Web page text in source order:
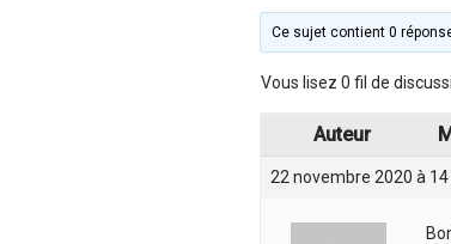
Ce sujet contient 0
Vous lisez 0 fil de
Auteur
22 novembre 2020 à